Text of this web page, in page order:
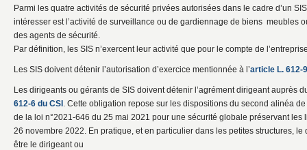
Parmi les quatre activités de sécurité privées autorisées dans le cadre d’un
intéresser est l’activité de surveillance ou de gardiennage de biens meubles
des agents de sécurité.
Par définition, les SIS n’exercent leur activité que pour le compte de
Les SIS doivent détenir l’autorisation d’exercice mentionnée à l’article L. 612-
Les dirigeants ou gérants de SIS doivent détenir l’agrément dirigeant auprès
612-6 du CSI . Cette obligation repose sur les dispositions du second alinéa de
de la loi n°2021-646 du 25 mai 2021 pour une sécurité globale préservant les
26 novembre 2022. En pratique, et en particulier dans les petites structures,
être le dirigeant ou